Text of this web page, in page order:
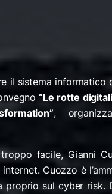
il sistema informatico
“Le rotte
,
troppo facile, Gianni
Cuozzo è
sul cyber risk.